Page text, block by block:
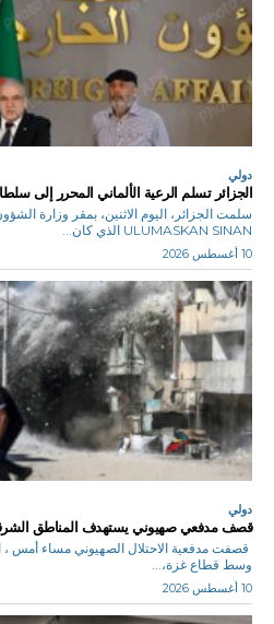
دولي
الجزائر تسلم الرعية الألماني المحرر إلى
سلمت الجزائر، اليوم الاثنين، بمقر وزارة
ULUMASKAN SINAN الذي كان...
10 أغسطس 2026
دولي
قصف مدفعي صهيوني يستهدف المناطق
قصفت مدفعية الاحتلال الصهيوني مساء أمس ،
وسط قطاع غزة،...
10 أغسطس 2026